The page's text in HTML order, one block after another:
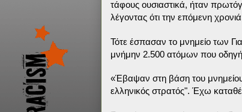
τάφους ουσιαστικά, ήταν
λέγοντας ότι την επόμενη
Τότε έσπασαν το μνημείο των
μνήμην 2.500 ατόμων που
«Έβαψαν στη βάση του
ελληνικός στρατός". Έχω